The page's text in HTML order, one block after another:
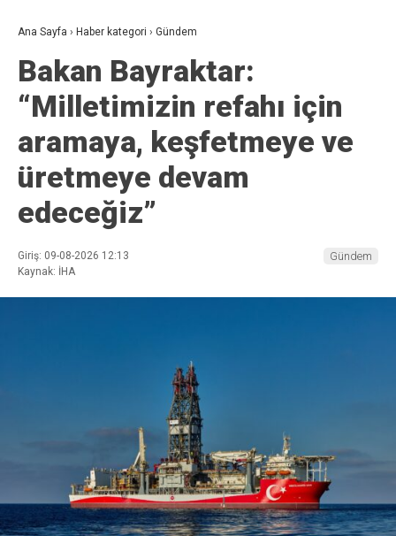
Ana Sayfa › Haber kategori › Gündem
Bakan Bayraktar:
“Milletimizin refahı için
aramaya, keşfetmeye ve
üretmeye devam
edeceğiz”
Giriş: 09-08-2026 12:13
Kaynak: İHA
Gündem